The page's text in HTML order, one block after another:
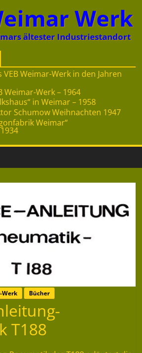
Werk
ältester Industriestandort
Weimar-Werk in den Jahren
Weimar-Werk – 1964
in Weimar – 1958
Schumow Weihnachten 1947
Weimar“
Werk Bücher
T188